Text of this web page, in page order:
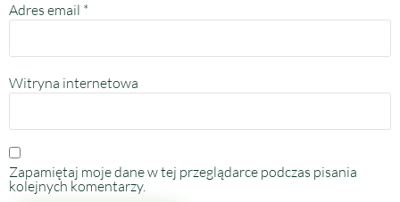
Adres email *
Witryna internetowa
Zapamiętaj moje dane w tej przeglądarce podczas pisania
kolejnych komentarzy.